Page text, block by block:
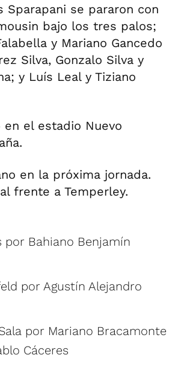
se pararon con
bajo los tres palos;
y Mariano Gancedo
Silva, Gonzalo Silva y
y Luís Leal y Tiziano
el estadio Nuevo
en la próxima jornada.
frente a Temperley.
por Bahiano Benjamín
por Agustín Alejandro
por Mariano Bracamonte
Cáceres